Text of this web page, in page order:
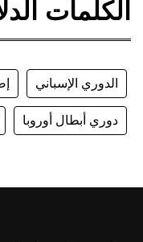
الكلمات
الدوري الإسباني
دوري أبطال أوروبا